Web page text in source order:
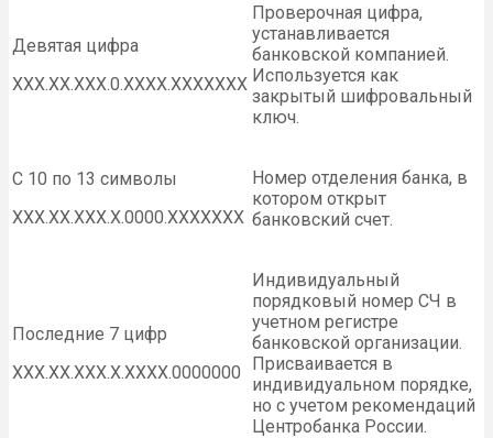
Девятая цифра
ХХХ.ХХ.ХХХ.0.ХХХХ.ХХХХХХХ
Проверочная цифра,
устанавливается
банковской компанией.
Используется как
закрытый шифровальный
ключ.
С 10 по 13 символы
ХХХ.ХХ.ХХХ.Х.0000.ХХХХХХХ
Номер отделения банка, в
котором открыт
банковский счет.
Последние 7 цифр
ХХХ.ХХ.ХХХ.Х.ХХХХ.0000000
Индивидуальный
порядковый номер СЧ в
учетном регистре
банковской организации.
Присваивается в
индивидуальном порядке,
но с учетом рекомендаций
Центробанка России.